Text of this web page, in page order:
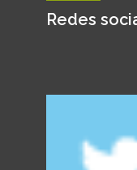
Redes